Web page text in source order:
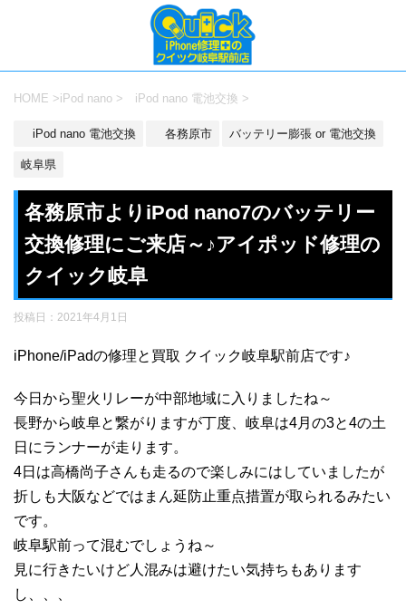
HOME >iPod nano > iPod nano 電池交換 >
iPod nano 電池交換 各務原市 バッテリー膨張 or 電池交換
岐阜県
各務原市よりiPod nano7のバッテリー
交換修理にご来店～♪アイポッド修理の
クイック岐阜
投稿日： 2021年4月1日
iPhone/iPadの修理と買取 クイック岐阜駅前店です♪
今日から聖火リレーが中部地域に入りましたね～
長野から岐阜と繋がりますが丁度、岐阜は4月の3と4の土
日にランナーが走ります。
4日は高橋尚子さんも走るので楽しみにはしていましたが
折しも大阪などではまん延防止重点措置が取られるみたい
です。
岐阜駅前って混むでしょうね～
見に行きたいけど人混みは避けたい気持ちもあります
し、、、